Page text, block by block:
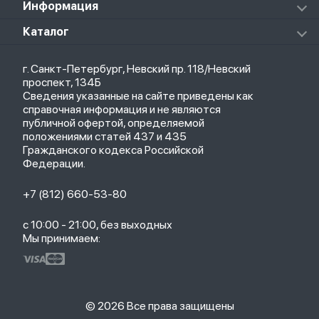
Роботы-пылесосы
Стилусы
Товары для детей
Саундбары
Мониторы
ТВ-приставки
Аксессуары к пылесосам и швабрам
Чехлы
Рюкзаки
Кабели
Зарядные устройства
Информация
О магазине
Политика конфиденциальности
Оплата и доставка
Партнерская программа
Гарантия
Обмен и возврат
Бонусы
Trade-in
Каталог
Новые поступления
Популярное
Акции
г. Санкт-Петербург, Невский пр. 118/Невский
проспект, 134Б
Сведения указанные на сайте приведены как
справочная информация и не являются
публичной офертой, определяемой
положениями статей 437 и 435
Гражданского кодекса Российской
Федерации.
+7 (812) 660-53-80
с 10:00 - 21:00, без выходных
Мы принимаем:
© 2026 Все права защищены